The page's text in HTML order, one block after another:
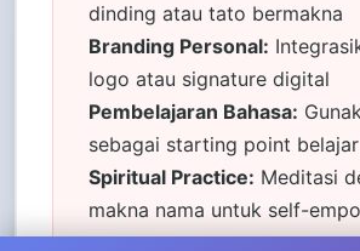
dinding atau tato bermakna
Branding Personal:
logo atau signature digital
Pembelajaran Bahasa:
sebagai starting point
Spiritual Practice: Meditasi
makna nama untuk self-